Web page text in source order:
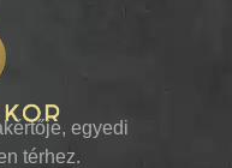
egyedi
térhez.